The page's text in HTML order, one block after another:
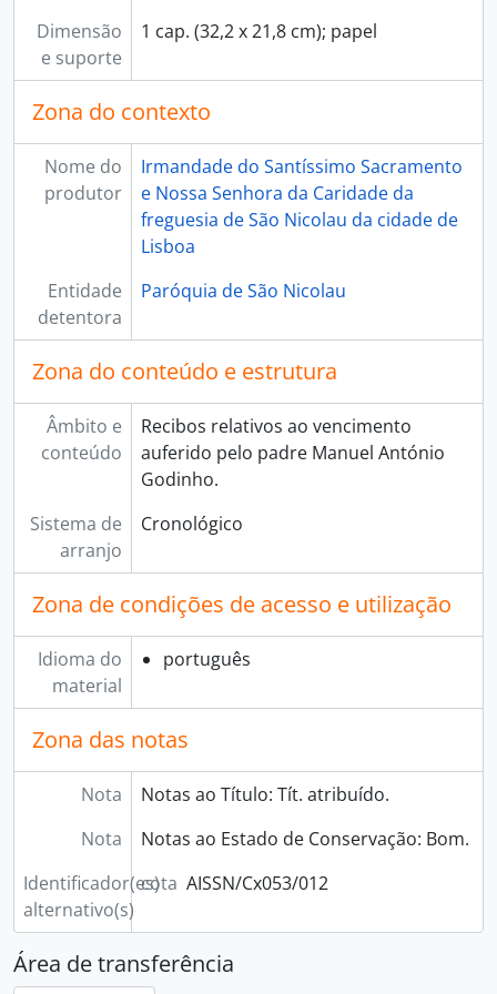
[Subfundo] ISS - Irmandade do Santíssimo Sacramento, 1636 - 1881-12-22
Dimensão
e suporte
1 cap. (32,2 x 21,8 cm); papel
Zona do contexto
Nome do
produtor
Irmandade do Santíssimo Sacramento
e Nossa Senhora da Caridade da
freguesia de São Nicolau da cidade de
Lisboa
Entidade
detentora
Paróquia de São Nicolau
Zona do conteúdo e estrutura
Âmbito e
conteúdo
Recibos relativos ao vencimento
auferido pelo padre Manuel António
Godinho.
Sistema de
arranjo
Cronológico
Zona de condições de acesso e utilização
Idioma do
material
português
Zona das notas
Nota
Notas ao Título: Tít. atribuído.
Nota
Notas ao Estado de Conservação: Bom.
Identificador(es)
alternativo(s)
cota AISSN/Cx053/012
Área de transferência